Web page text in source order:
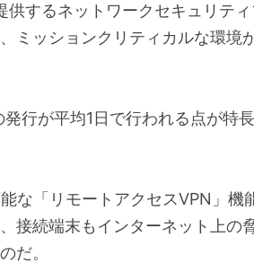
するネットワークセキュリテ
ミッションクリティカルな環境
行が平均1日で行われる点が特
な「リモートアクセスVPN」機
接続端末もインターネット上の
だ。